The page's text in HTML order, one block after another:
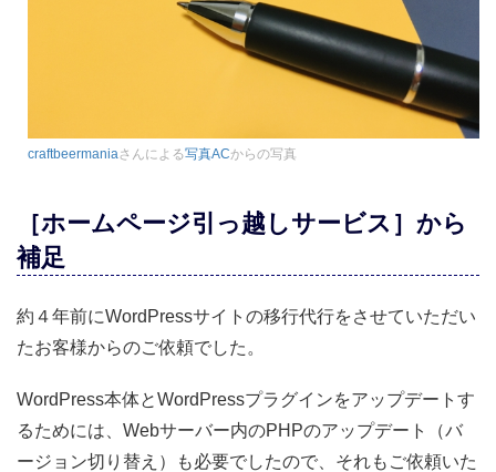
craftbeermaniaさんによる写真ACからの写真
［ホームページ引っ越しサービス］から
補足
約４年前にWordPressサイトの移行代行をさせていただい
たお客様からのご依頼でした。
WordPress本体とWordPressプラグインをアップデートす
るためには、Webサーバー内のPHPのアップデート（バ
ージョン切り替え）も必要でしたので、それもご依頼いた